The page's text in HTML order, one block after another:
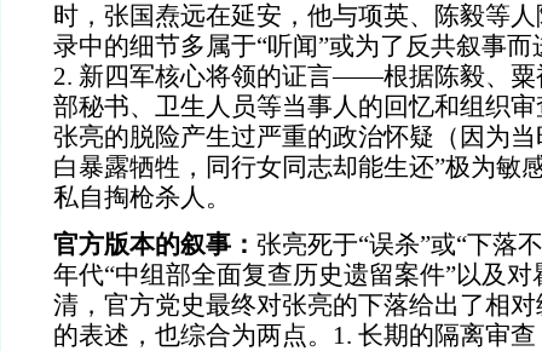
时，张国焘远在延安，他与项英、陈毅等
录中的细节多属于“听闻”或为了反共叙事
2. 新四军核心将领的证言——根据陈毅、粟
部秘书、卫生人员等当事人的回忆和组织
张亮的脱险产生过严重的政治怀疑（因为
白暴露牺牲，同行女同志却能生还”极为敏
私自掏枪杀人。
官方版本的叙事： 张亮死于“误杀”或“下落
年代“中组部全面复查历史遗留案件”以及
清，官方党史最终对张亮的下落给出了相
的表述，也综合为两点。1. 长期的隔离审